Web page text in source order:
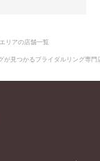
リアの店舗一覧
見つかるブライダルリング専門